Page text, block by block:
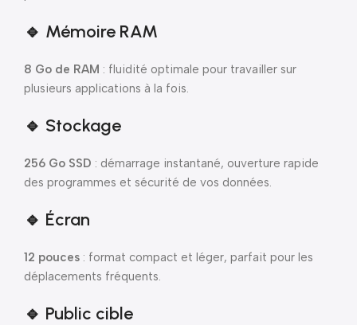
🔹 Mémoire RAM
8 Go de RAM : fluidité optimale pour travailler sur
plusieurs applications à la fois.
🔹 Stockage
256 Go SSD : démarrage instantané, ouverture rapide
des programmes et sécurité de vos données.
🔹 Écran
12 pouces : format compact et léger, parfait pour les
déplacements fréquents.
🔹 Public cible